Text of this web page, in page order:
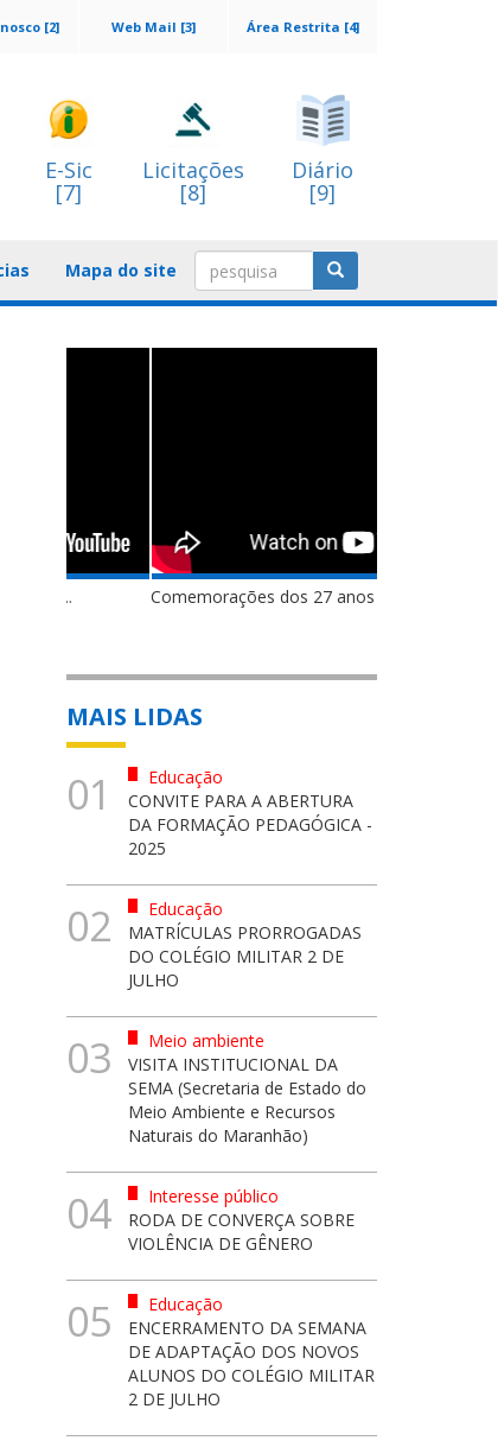
Área Restrita [4]
Web Mail [3]
[2]
E-Sic
[7]
Licitações
[8]
Diário
[9]
Mapa do site
Comemorações dos 27 anos de ...
MAIS LIDAS
01
Educação
CONVITE PARA A ABERTURA
DA FORMAÇÃO PEDAGÓGICA -
2025
02
Educação
MATRÍCULAS PRORROGADAS
DO COLÉGIO MILITAR 2 DE
JULHO
03
Meio ambiente
VISITA INSTITUCIONAL DA
SEMA (Secretaria de Estado do
Meio Ambiente e Recursos
Naturais do Maranhão)
04
Interesse público
RODA DE CONVERÇA SOBRE
VIOLÊNCIA DE GÊNERO
05
Educação
ENCERRAMENTO DA SEMANA
DE ADAPTAÇÃO DOS NOVOS
ALUNOS DO COLÉGIO MILITAR
2 DE JULHO